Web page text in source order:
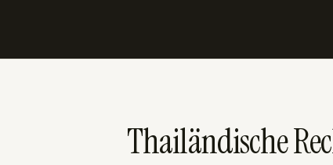
Thailändische